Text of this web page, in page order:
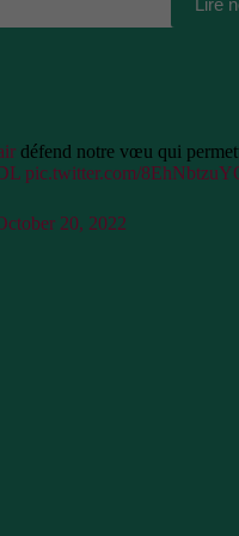
défend notre vœu qui
pic.twitter.com/
20, 2022